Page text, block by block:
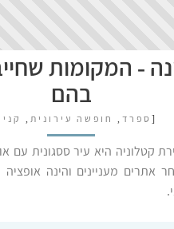
- המקומות
בהם
[ ספרד , חופשה עירונית ,
קטלוניה היא עיר ססגונית עם
אתרים מעניינים והינה